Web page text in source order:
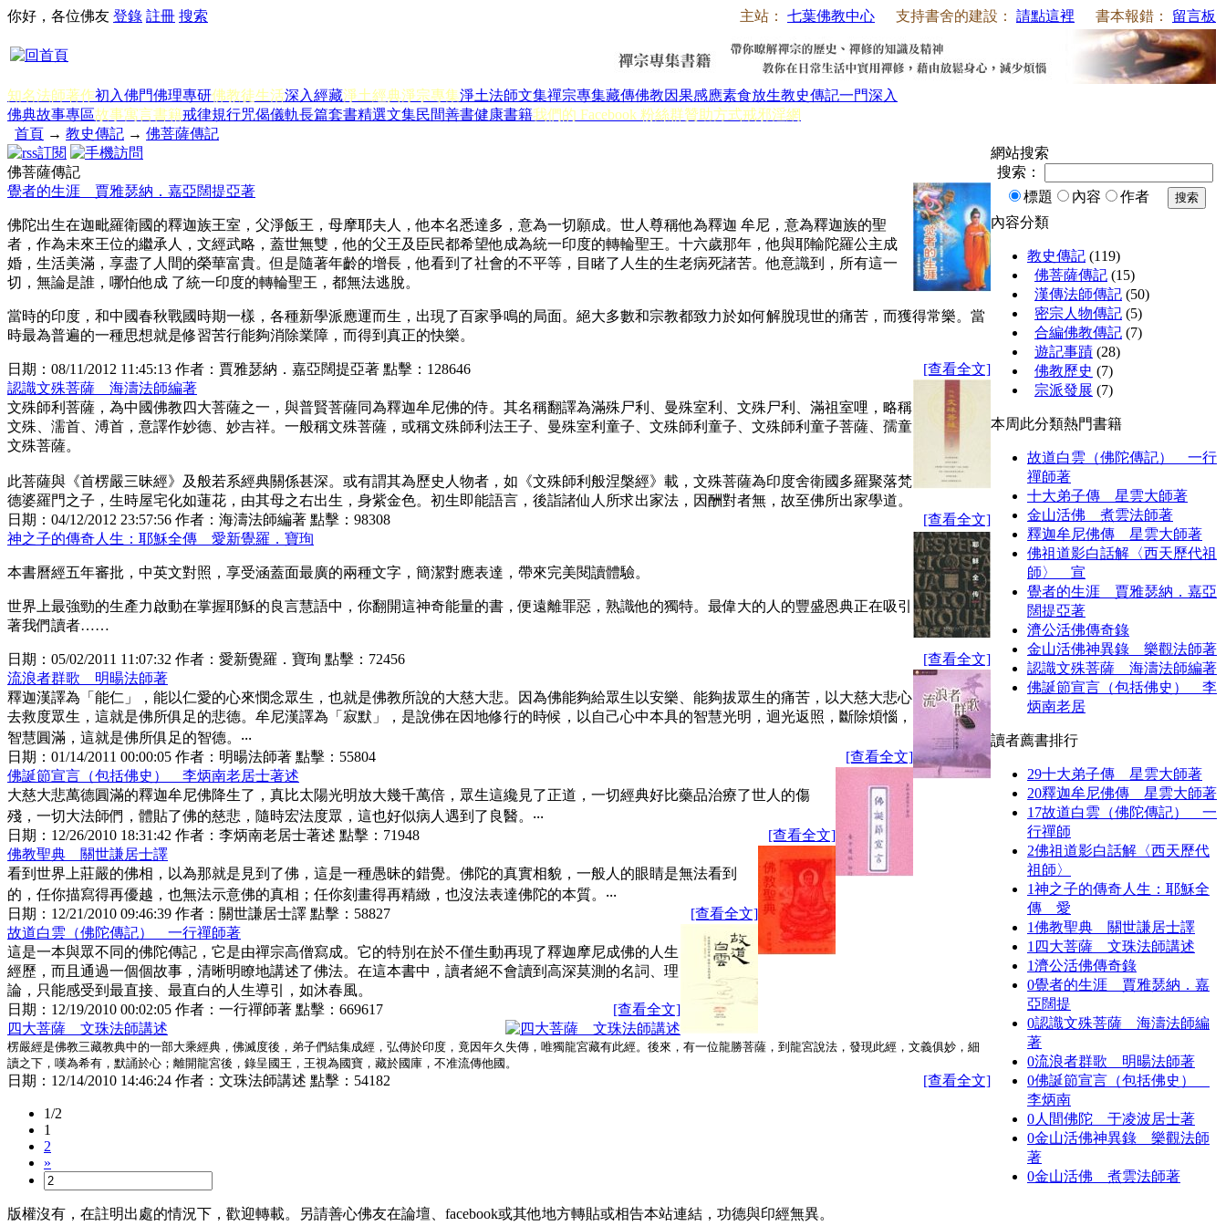
主站： 七葉佛教中心 支持書舍的建設： 請點這裡 書本報錯： 留言板
你好，各位佛友 登錄 註冊 搜索
知名法師著作初入佛門佛理專研佛教徒生活深入經藏淨土經典淨宗專集淨土法師文集禪宗專集藏傳佛教因果感應素食放生教史傳記一門深入
佛典故事專區故事寓言書籍戒律規行咒偈儀軌長篇套書精選文集民間善書健康書籍我們的 Facebook 粉絲群贊助方式戒邪淫網
首頁 → 教史傳記 → 佛菩薩傳記
佛菩薩傳記
覺者的生涯 賈雅瑟納．嘉亞闊提亞著
佛陀出生在迦毗羅衛國的釋迦族王室，父淨飯王，母摩耶夫人，他本名悉達多，意為一切願成。世人尊稱他為釋迦 牟尼，意為釋迦族的聖
者，作為未來王位的繼承人，文經武略，蓋世無雙，他的父王及臣民都希望他成為統一印度的轉輪聖王。十六歲那年，他與耶輸陀羅公主成
婚，生活美滿，享盡了人間的榮華富貴。但是隨著年齡的增長，他看到了社會的不平等，目睹了人生的生老病死諸苦。他意識到，所有這一
切，無論是誰，哪怕他成 了統一印度的轉輪聖王，都無法逃脫。
當時的印度，和中國春秋戰國時期一樣，各種新學派應運而生，出現了百家爭鳴的局面。絕大多數和宗教都致力於如何解脫現世的痛苦，而獲得常樂。當
時最為普遍的一種思想就是修習苦行能夠消除業障，而得到真正的快樂。
[查看全文]
日期： 08/11/2012 11:45:13 作者： 賈雅瑟納．嘉亞闊提亞著 點擊： 128646
認識文殊菩薩 海濤法師編著
文殊師利菩薩，為中國佛教四大菩薩之一，與普賢菩薩同為釋迦牟尼佛的侍。其名稱翻譯為滿殊尸利、曼殊室利、文殊尸利、滿祖室哩，略稱
文殊、濡首、溥首，意譯作妙德、妙吉祥。一般稱文殊菩薩，或稱文殊師利法王子、曼殊室利童子、文殊師利童子、文殊師利童子菩薩、孺童
文殊菩薩。
此菩薩與《首楞嚴三昧經》及般若系經典關係甚深。或有謂其為歷史人物者，如《文殊師利般涅槃經》載，文殊菩薩為印度舍衛國多羅聚落梵
德婆羅門之子，生時屋宅化如蓮花，由其母之右出生，身紫金色。初生即能語言，後詣諸仙人所求出家法，因酬對者無，故至佛所出家學道。
[查看全文]
日期： 04/12/2012 23:57:56 作者： 海濤法師編著 點擊： 98308
神之子的傳奇人生：耶穌全傳 愛新覺羅．寶珣
本書曆經五年審批，中英文對照，享受涵蓋面最廣的兩種文字，簡潔對應表達，帶來完美閱讀體驗。
世界上最強勁的生產力啟動在掌握耶穌的良言慧語中，你翻開這神奇能量的書，便遠離罪惡，熟識他的獨特。最偉大的人的豐盛恩典正在吸引
著我們讀者……
[查看全文]
日期： 05/02/2011 11:07:32 作者： 愛新覺羅．寶珣 點擊： 72456
流浪者群歌 明暘法師著
釋迦漢譯為「能仁」，能以仁愛的心來憫念眾生，也就是佛教所說的大慈大悲。因為佛能夠給眾生以安樂、能夠拔眾生的痛苦，以大慈大悲心
去救度眾生，這就是佛所俱足的悲德。牟尼漢譯為「寂默」，是說佛在因地修行的時候，以自己心中本具的智慧光明，迴光返照，斷除煩惱，
智慧圓滿，這就是佛所俱足的智德。‧‧‧
[查看全文]
日期： 01/14/2011 00:00:05 作者： 明暘法師著 點擊： 55804
佛誕節宣言（包括佛史） 李炳南老居士著述
大慈大悲萬德圓滿的釋迦牟尼佛降生了，真比太陽光明放大幾千萬倍，眾生這纔見了正道，一切經典好比藥品治療了世人的傷
殘，一切大法師們，體貼了佛的慈悲，隨時宏法度眾，這也好似病人遇到了良醫。‧‧‧
[查看全文]
日期： 12/26/2010 18:31:42 作者： 李炳南老居士著述 點擊： 71948
佛教聖典 關世謙居士譯
看到世界上莊嚴的佛相，以為那就是見到了佛，這是一種愚昧的錯覺。佛陀的真實相貌，一般人的眼睛是無法看到
的，任你描寫得再優越，也無法示意佛的真相；任你刻畫得再精緻，也沒法表達佛陀的本質。‧‧‧
[查看全文]
日期： 12/21/2010 09:46:39 作者： 關世謙居士譯 點擊： 58827
故道白雲（佛陀傳記） 一行禪師著
這是一本與眾不同的佛陀傳記，它是由禪宗高僧寫成。它的特別在於不僅生動再現了釋迦摩尼成佛的人生
經歷，而且通過一個個故事，清晰明瞭地講述了佛法。在這本書中，讀者絕不會讀到高深莫測的名詞、理
論，只能感受到最直接、最直白的人生導引，如沐春風。
[查看全文]
日期： 12/19/2010 00:02:05 作者： 一行禪師著 點擊： 669617
四大菩薩 文珠法師講述
楞嚴經是佛教三藏教典中的一部大乘經典，佛滅度後，弟子們結集成經，弘傳於印度，竟因年久失傳，唯獨龍宮藏有此經。後來，有一位龍勝菩薩，到龍宮說法，發現此經，文義俱妙，細
讀之下，嘆為希有，默誦於心；離開龍宮後，錄呈國王，王視為國寶，藏於國庫，不准流傳他國。
[查看全文]
日期： 12/14/2010 14:46:24 作者： 文珠法師講述 點擊： 54182
1/2
1
2
»
網站搜索
搜索：
標題
內容 作者 搜索
內容分類
教史傳記 (119)
佛菩薩傳記 (15)
漢傳法師傳記 (50)
密宗人物傳記 (5)
合編佛教傳記 (7)
遊記事蹟 (28)
佛教歷史 (7)
宗派發展 (7)
本周此分類熱門書籍
故道白雲（佛陀傳記） 一行
禪師著
十大弟子傳 星雲大師著
金山活佛 煮雲法師著
釋迦牟尼佛傳 星雲大師著
佛祖道影白話解〈西天歷代祖
師〉 宣
覺者的生涯 賈雅瑟納．嘉亞
闊提亞著
濟公活佛傳奇錄
金山活佛神異錄 樂觀法師著
認識文殊菩薩 海濤法師編著
佛誕節宣言（包括佛史） 李
炳南老居
讀者薦書排行
29十大弟子傳 星雲大師著
20釋迦牟尼佛傳 星雲大師著
17故道白雲（佛陀傳記） 一
行禪師
2佛祖道影白話解〈西天歷代
祖師〉
1神之子的傳奇人生：耶穌全
傳 愛
1佛教聖典 關世謙居士譯
1 四大菩薩 文珠法師講述
1濟公活佛傳奇錄
0覺者的生涯 賈雅瑟納．嘉
亞闊提
0認識文殊菩薩 海濤法師編
著
0流浪者群歌 明暘法師著
0佛誕節宣言（包括佛史）
李炳南
0人間佛陀 于凌波居士著
0金山活佛神異錄 樂觀法師
著
0金山活佛 煮雲法師著
版權沒有，在註明出處的情況下，歡迎轉載。另請善心佛友在論壇、facebook或其他地方轉貼或相告本站連結，功德與印經無異。